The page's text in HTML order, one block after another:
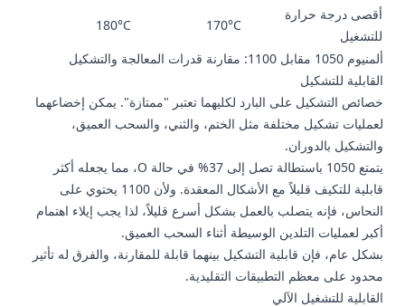
أقصى درجة حرارة
للتشغيل
170°C
180°C
ألمنيوم 1050 مقابل 1100: مقارنة قدرات المعالجة والتشكيل
القابلية للتشكيل
خصائص التشكيل على البارد لكليهما تعتبر "ممتازة". يمكن إخضاعهما
لعمليات تشكيل مختلفة مثل الختم، والثني، والسحب العميق،
والتشكيل بالدوران.
يتمتع 1050 باستطالة تصل إلى 37% في حالة O، مما يجعله أكثر
قابلية للتكيف قليلاً مع الأشكال المعقدة. ولأن 1100 يحتوي على
النحاس، فإنه يتصلب بالعمل بشكل أسرع قليلاً، لذا يجب إيلاء اهتمام
أكبر لعمليات التلدين الوسيطة أثناء السحب العميق.
بشكل عام، فإن قابلية التشكيل بينهما قابلة للمقارنة، والفرق له تأثير
محدود على معظم التطبيقات التقليدية.
القابلية للتشغيل الآلي